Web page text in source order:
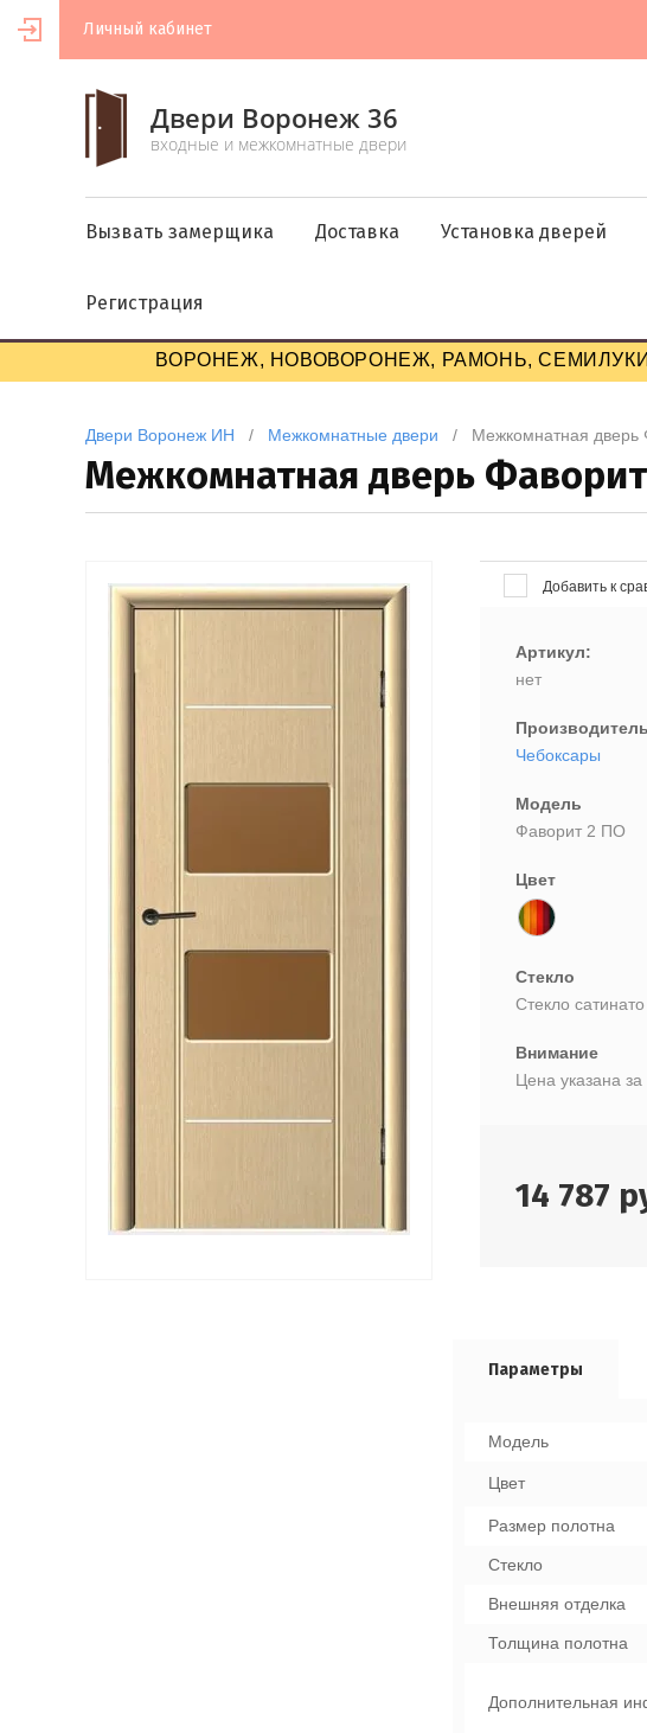
Личный кабинет
Двери Воронеж 36
входные и межкомнатные двери
Вызвать замерщика Доставка Установка дверей
Регистрация
ВОРОНЕЖ, НОВОВОРОНЕЖ, РАМОНЬ,
Двери Воронеж ИН
   /
Межкомнатные двери
/   Межкомнатная
Межкомнатная дверь
Добавить к
Артикул:
нет
Производитель
Чебоксары
Модель
Фаворит 2 ПО
Цвет
Стекло
Стекло
Внимание
Цена указана
14 787
Параметры
Модель
Цвет
Размер полотна
Стекло
Внешняя отделка
Толщина полотна
Дополнительная